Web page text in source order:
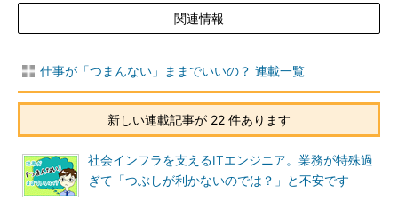
関連情報
仕事が「つまんない」ままでいいの？ 連載一覧
新しい連載記事が 22 件あります
社会インフラを支えるITエンジニア。業務が特殊過
ぎて「つぶしが利かないのでは？」と不安です